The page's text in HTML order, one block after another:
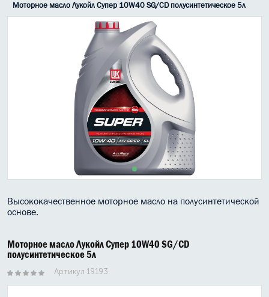
ГРУЗОВЫЕ МАСЛА
ГИДРАВЛИЧЕСКИЕ МАСЛА
КОНСИСТЕНТНАЯ СМАЗКА
ИНДУСТРИАЛЬНЫЕ МАСЛА
АНТИФРИЗЫ СПЕЦЖИДКОСТИ
ПРИСАДКИ АВТОХИМИЯ
МОТО МАСЛА
ВСЕ БРЕНДЫ
Моторное масло Лукойл Супер 10W40 SG/CD полусинтетическое 5л
Высококачественное моторное масло на полусинтетической
основе.
Моторное масло Лукойл Супер 10W40 SG/CD
полусинтетическое 5л
Артикул 19193